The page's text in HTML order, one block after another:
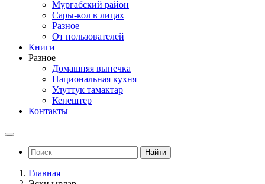
Мургабский район
Сары-кол в лицах
Разное
От пользователей
Книги
Разное
Домашняя выпечка
Национальная кухня
Улуттук тамактар
Кенештер
Контакты
Найти
Главная